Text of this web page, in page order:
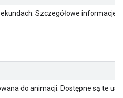
Szczegółowe informacje
do animacji. Dostępne są te